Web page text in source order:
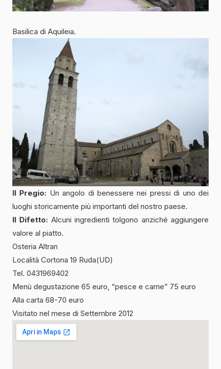
Basilica di Aquileia.
Il Pregio: Un angolo di benessere nei pressi di uno dei
luoghi storicamente più importanti del nostro paese.
Il Difetto: Alcuni ingredienti tolgono anziché aggiungere
valore al piatto.
Osteria Altran
Località Cortona 19 Ruda(UD)
Tel. 0431969402
Menù degustazione 65 euro, “pesce e carne” 75 euro
Alla carta 68-70 euro
Visitato nel mese di Settembre 2012